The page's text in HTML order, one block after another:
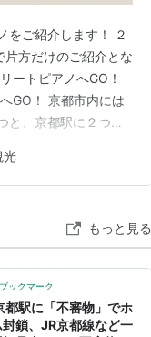
をご紹介します！ ２
方だけのご紹介とな
ートピアノへGO！
GO！ 京都市内には
と、京都駅に２つ。
て、 左を見ると長
光
もっと見る
ブックマーク
都駅に「不審物」でホ
封鎖、JR京都線など一